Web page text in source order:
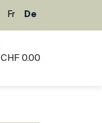
Fr De
CHF 0.00